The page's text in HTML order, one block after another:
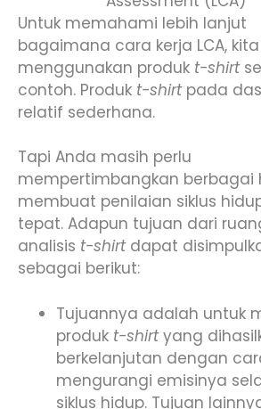
Untuk memahami lebih lanjut
bagaimana cara kerja LCA,
menggunakan produk t-shirt
contoh. Produk t-shirtpada
relatif sederhana.
Tapi Anda masih perlu
mempertimbangkan berbagai
membuat penilaian siklus
tepat. Adapun tujuan dari
analisis t-shirtdapat
sebagai berikut:
Tujuannya adalah untuk
produk t-shirtyang
berkelanjutan dengan
mengurangi emisinya
siklus hidup. Tujuan